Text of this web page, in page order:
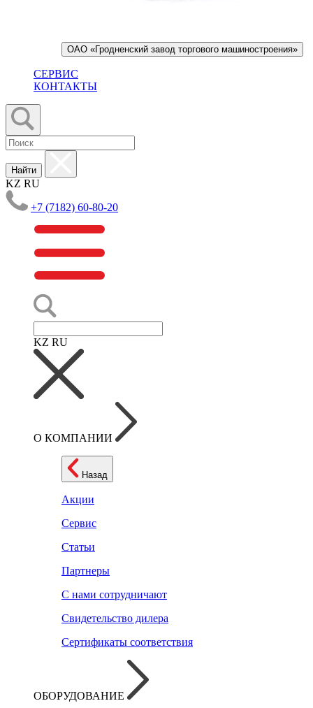
ОАО «Гродненский завод торгового машиностроения»
СЕРВИС
КОНТАКТЫ
Найти
KZ RU
+7 (7182) 60-80-20
KZ RU
О КОМПАНИИ
Назад
Акции
Сервис
Статьи
Партнеры
С нами сотрудничают
Свидетельство дилера
Сертификаты соответствия
ОБОРУДОВАНИЕ